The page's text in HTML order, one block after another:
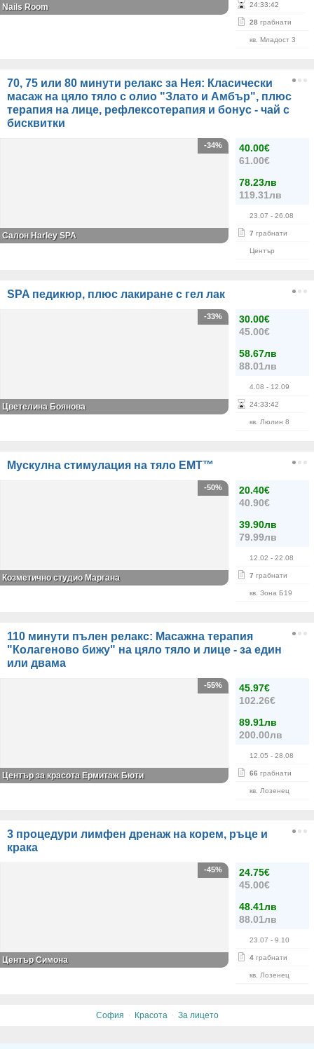
24:33:42
28 грабнати
кв. Младост 3
Nails Room
70, 75 или 80 минути релакс за Нея: Класически
масаж на цяло тяло с олио "Злато и Амбър", плюс
терапия на лице, рефлексотерапия и бонус - чай с
бисквитки
40.00€
61.00€
78.23лв
119.31лв
23.07 - 26.08
7 грабнати
Център
-34%
Салон Harley SPA
SPA педикюр, плюс лакиране с гел лак
30.00€
45.00€
58.67лв
88.01лв
4.08 - 12.09
24:33:42
кв. Люлин 8
-33%
Цветелина Боянова
Mускулна стимулация на тяло EMT™
20.40€
40.90€
39.90лв
79.99лв
12.02 - 22.08
7 грабнати
кв. Зона Б19
-50%
Козметично студио Маргана
110 минути пълен релакс: Масажна терапия
"Колагеново бижу" на цяло тяло и лице - за един
или двама
45.97€
102.26€
89.91лв
200.00лв
12.05 - 28.08
66 грабнати
кв. Лозенец
-55%
Център за красота Ермитаж Бюти
3 процедури лимфен дренаж на корем, ръце и
крака
24.75€
45.00€
48.41лв
88.01лв
23.07 - 9.10
4 грабнати
кв. Лозенец
-45%
Център Симона
София · Красота · За лицето